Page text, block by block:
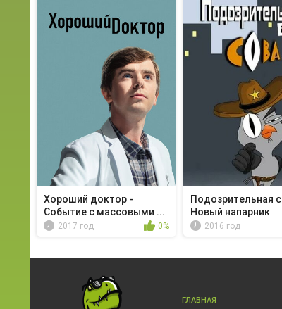
Хороший доктор -
Событие с массовыми ...
2017 год 0%
Подозрительная
Новый напарник
2016 год
ГЛАВНАЯ